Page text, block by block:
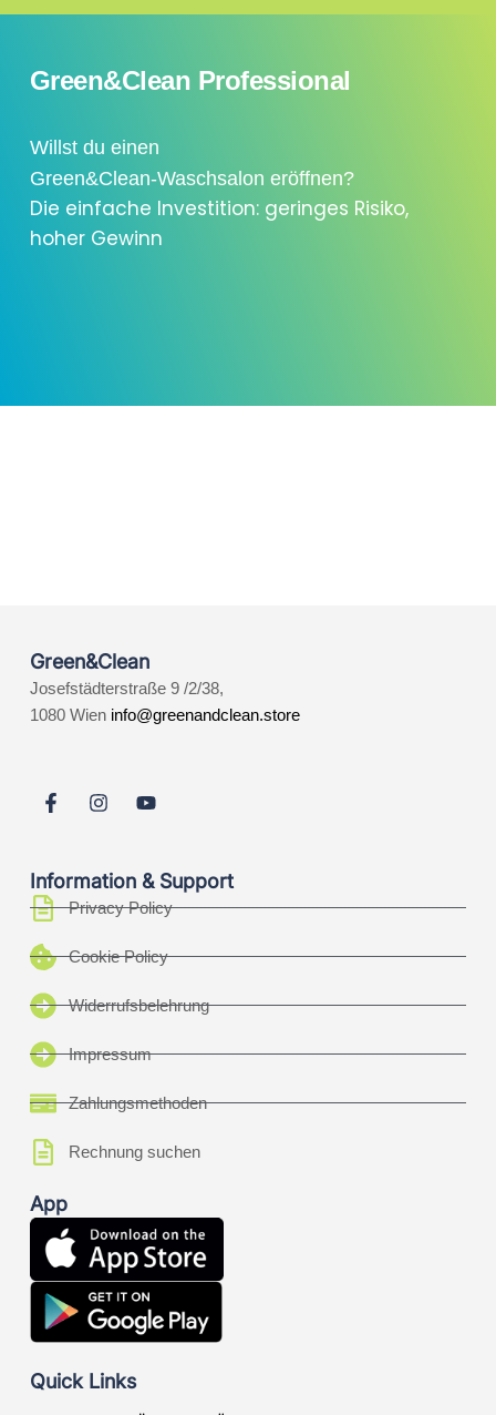
Green&Clean Professional
Willst du einen
Green&Clean-Waschsalon eröffnen?
Die einfache Investition: geringes Risiko,
hoher Gewinn
Green&Clean
Josefstädterstraße 9 /2/38,
1080 Wien info@greenandclean.store
Information & Support
Privacy Policy
Cookie Policy
Widerrufsbelehrung
Impressum
Zahlungsmethoden
Rechnung suchen
App
Quick Links